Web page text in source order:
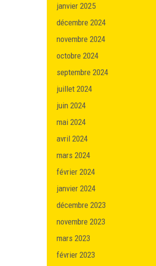
janvier 2025
décembre 2024
novembre 2024
octobre 2024
septembre 2024
juillet 2024
juin 2024
mai 2024
avril 2024
mars 2024
février 2024
janvier 2024
décembre 2023
novembre 2023
mars 2023
février 2023